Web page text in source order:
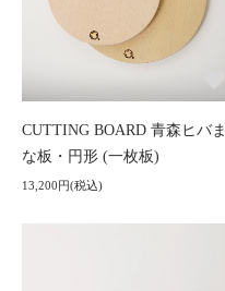
CUTTING BOARD 青森ヒバま
な板・円形 (一枚板)
13,200円(税込)